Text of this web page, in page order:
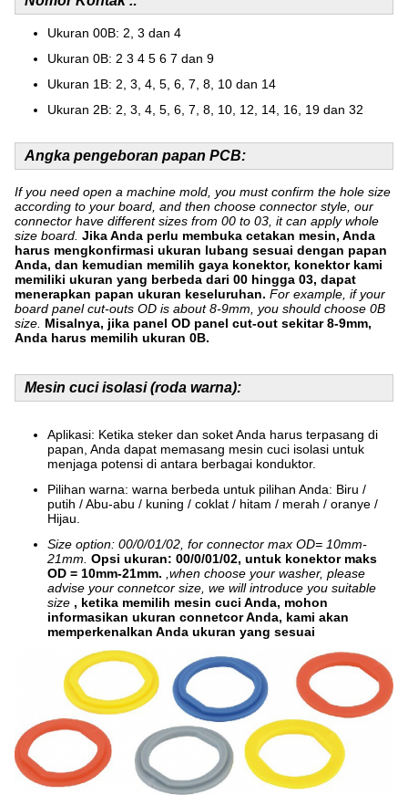
Ukuran 00B: 2, 3 dan 4
Ukuran 0B: 2 3 4 5 6 7 dan 9
Ukuran 1B: 2, 3, 4, 5, 6, 7, 8, 10 dan 14
Ukuran 2B: 2, 3, 4, 5, 6, 7, 8, 10, 12, 14, 16, 19 dan 32
Angka pengeboran papan PCB:
If you need open a machine mold, you must confirm the hole size
according to your board, and then choose connector style, our
connector have different sizes from 00 to 03, it can apply whole
size board. Jika Anda perlu membuka cetakan mesin, Anda
harus mengkonfirmasi ukuran lubang sesuai dengan papan
Anda, dan kemudian memilih gaya konektor, konektor kami
memiliki ukuran yang berbeda dari 00 hingga 03, dapat
menerapkan papan ukuran keseluruhan. For example, if your
board panel cut-outs OD is about 8-9mm, you should choose 0B
size. Misalnya, jika panel OD panel cut-out sekitar 8-9mm,
Anda harus memilih ukuran 0B.
Mesin cuci isolasi (roda warna):
Aplikasi: Ketika steker dan soket Anda harus terpasang di
papan, Anda dapat memasang mesin cuci isolasi untuk
menjaga potensi di antara berbagai konduktor.
Pilihan warna: warna berbeda untuk pilihan Anda: Biru /
putih / Abu-abu / kuning / coklat / hitam / merah / oranye /
Hijau.
Size option: 00/0/01/02, for connector max OD= 10mm-
21mm. Opsi ukuran: 00/0/01/02, untuk konektor maks
OD = 10mm-21mm. ,when choose your washer, please
advise your connetcor size, we will introduce you suitable
size , ketika memilih mesin cuci Anda, mohon
informasikan ukuran connetcor Anda, kami akan
memperkenalkan Anda ukuran yang sesuai